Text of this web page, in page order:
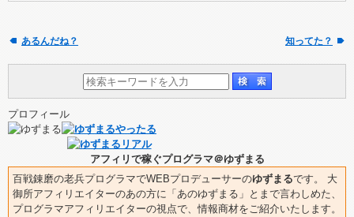
あるんだね？ 知ってた？
プロフィール
アフィリで稼ぐプログラマ＠ゆずまる
百戦錬磨の老兵プログラマでWEBプロデューサーのゆずまるです。 大
御所アフィリエイターのあの方に「あのゆずまる」とまで言わしめた、
プログラマアフィリエイターの視点で、情報商材をご紹介いたします。